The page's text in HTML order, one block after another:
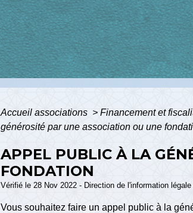
Accueil associations > Financement et
générosité par une association ou une
APPEL PUBLIC À LA
FONDATION
Vérifié le 28 Nov 2022 - Direction de l'information
Vous souhaitez faire un appel public à la